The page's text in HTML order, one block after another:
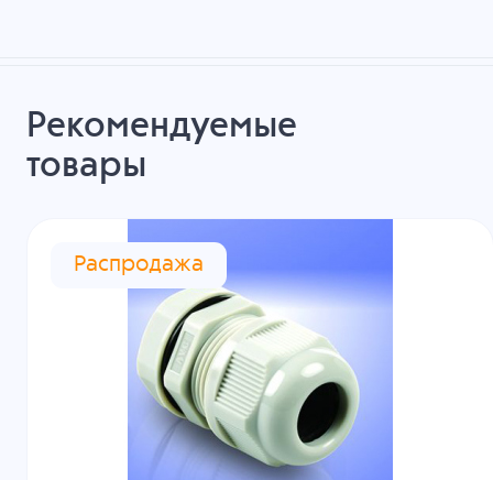
Рекомендуемые
товары
Распродажа